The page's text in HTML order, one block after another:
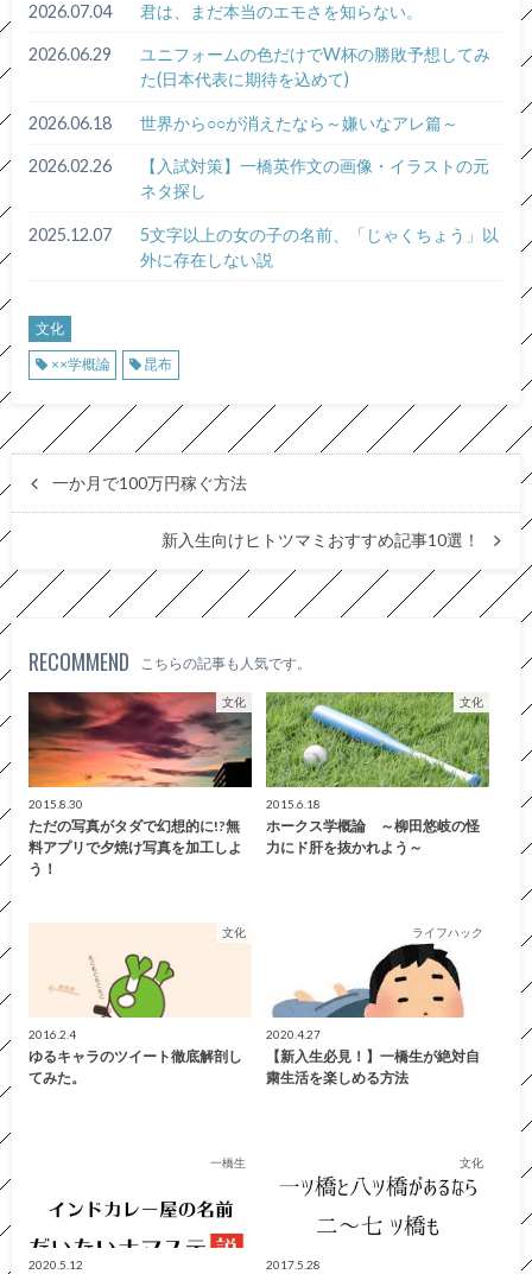
2026.07.04 君は、まだ本当のエモさを知らない。
2026.06.29
ユニフォームの色だけでW杯の勝敗予想してみ
た(日本代表に期待を込めて)
2026.06.18 世界から○○が消えたなら～嫌いなアレ篇～
2026.02.26
【入試対策】一橋英作文の画像・イラストの元
ネタ探し
2025.12.07
5文字以上の女の子の名前、「じゃくちょう」以
外に存在しない説
文化
××学概論
昆布
一か月で100万円稼ぐ方法
新入生向けヒトツマミおすすめ記事10選！
RECOMMEND こちらの記事も人気です。
文化
2015.8.30
ただの写真がタダで幻想的に!?無
料アプリで夕焼け写真を加工しよ
う！
文化
2015.6.18
ホークス学概論 ～柳田悠岐の怪
力にド肝を抜かれよう～
文化
2016.2.4
ゆるキャラのツイート徹底解剖し
てみた。
ライフハック
2020.4.27
【新入生必見！】一橋生が絶対自
粛生活を楽しめる方法
一橋生
2020.5.12
文化
2017.5.28